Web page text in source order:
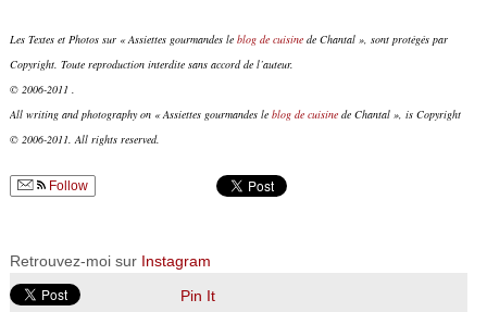
Les Textes et Photos sur « Assiettes gourmandes le blog de cuisinede Chantal », sont protégés par
Copyright. Toute reproduction interdite sans accord de l’auteur.
© 2006-2011 .
All writing and photography on « Assiettes gourmandes le blog de cuisinede Chantal », is Copyright
© 2006-2011. All rights reserved.
Follow
Retrouvez-moi sur Instagram
Pin It